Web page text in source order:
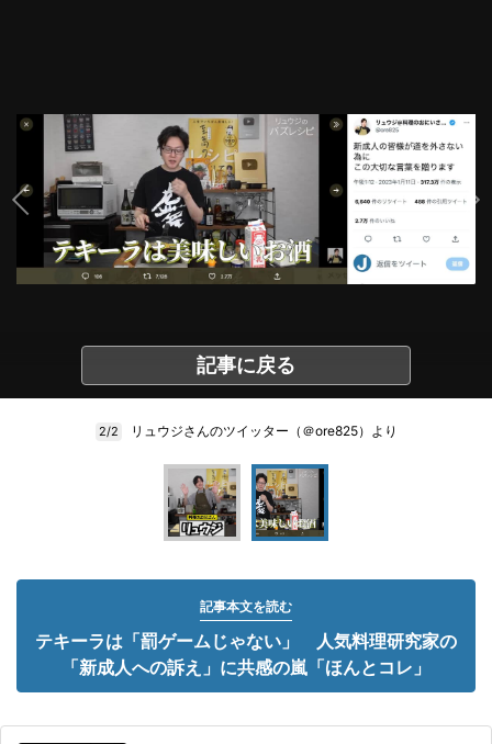
記事に戻る
2/2 リュウジさんのツイッター（＠ore825）より
記事本文を読む
テキーラは「罰ゲームじゃない」 人気料理研究家の
「新成人への訴え」に共感の嵐「ほんとコレ」